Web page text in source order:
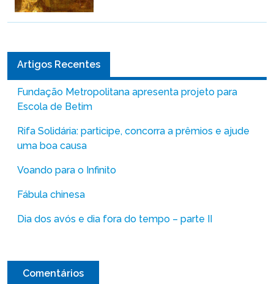
Artigos Recentes
Fundação Metropolitana apresenta projeto para
Escola de Betim
Rifa Solidária: participe, concorra a prêmios e ajude
uma boa causa
Voando para o Infinito
Fábula chinesa
Dia dos avós e dia fora do tempo – parte II
Comentários